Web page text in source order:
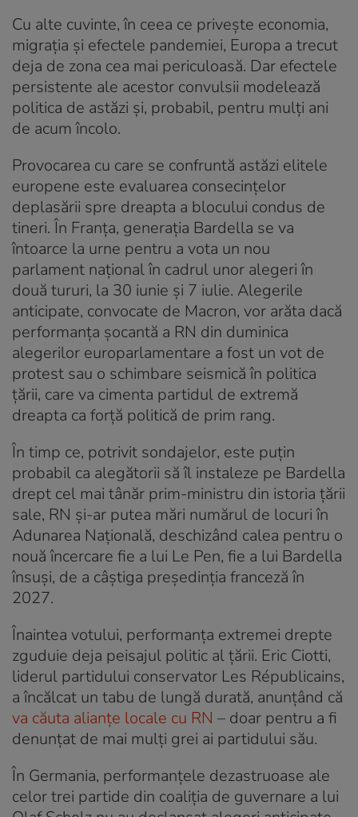
Cu alte cuvinte, în ceea ce privește economia,
migrația și efectele pandemiei, Europa a trecut
deja de zona cea mai periculoasă. Dar efectele
persistente ale acestor convulsii modelează
politica de astăzi și, probabil, pentru mulți ani
de acum încolo.
Provocarea cu care se confruntă astăzi elitele
europene este evaluarea consecințelor
deplasării spre dreapta a blocului condus de
tineri. În Franța, generația Bardella se va
întoarce la urne pentru a vota un nou
parlament național în cadrul unor alegeri în
două tururi, la 30 iunie și 7 iulie. Alegerile
anticipate, convocate de Macron, vor arăta dacă
performanța șocantă a RN din duminica
alegerilor europarlamentare a fost un vot de
protest sau o schimbare seismică în politica
țării, care va cimenta partidul de extremă
dreapta ca forță politică de prim rang.
În timp ce, potrivit sondajelor, este puțin
probabil ca alegătorii să îl instaleze pe Bardella
drept cel mai tânăr prim-ministru din istoria țării
sale, RN și-ar putea mări numărul de locuri în
Adunarea Națională, deschizând calea pentru o
nouă încercare fie a lui Le Pen, fie a lui Bardella
însuși, de a câștiga președinția franceză în
2027.
Înaintea votului, performanța extremei drepte
zguduie deja peisajul politic al țării. Eric Ciotti,
liderul partidului conservator Les Républicains,
a încălcat un tabu de lungă durată, anunțând că
va căuta alianțe locale cu RN – doar pentru a fi
denunțat de mai mulți grei ai partidului său.
În Germania, performanțele dezastruoase ale
celor trei partide din coaliția de guvernare a lui